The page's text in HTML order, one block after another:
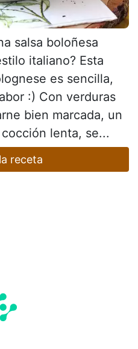
salsa boloñesa
italiano? Esta
es sencilla,
:) Con verduras
bien marcada, un
lenta, se...
receta